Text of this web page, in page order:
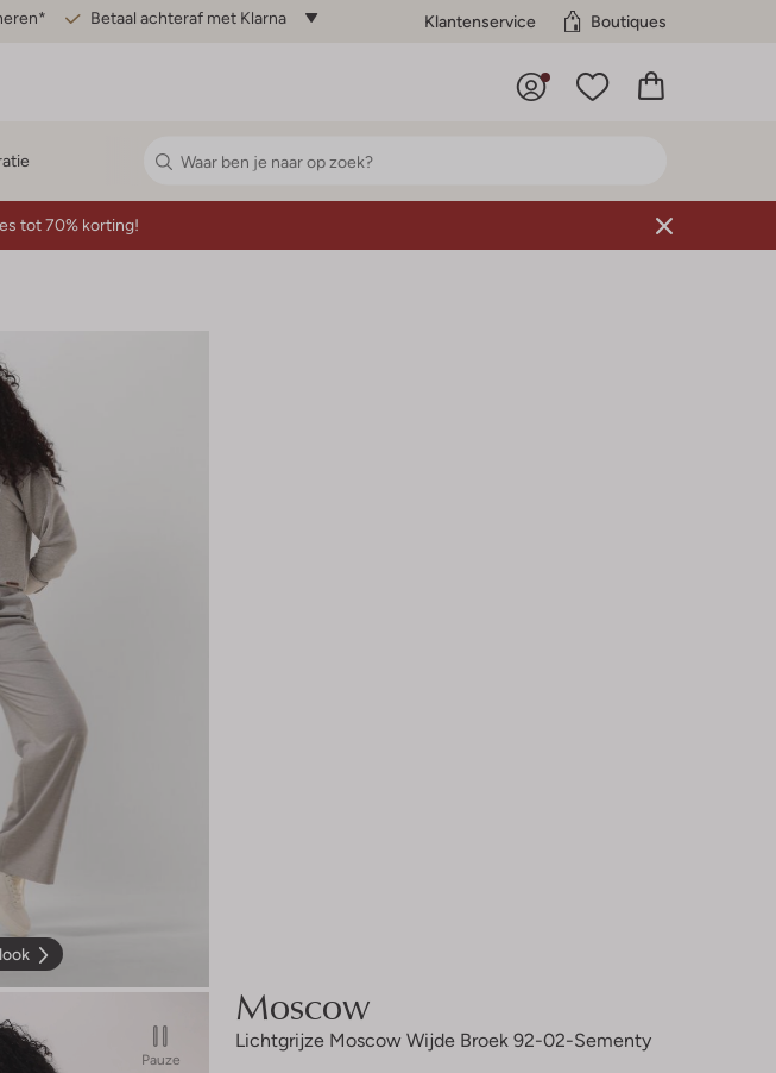
Betaal achteraf met Klarna Klantenservice Boutiques
tot 70% korting!
Pauze
Moscow
Lichtgrijze Moscow Wijde Broek 92-02-Sementy